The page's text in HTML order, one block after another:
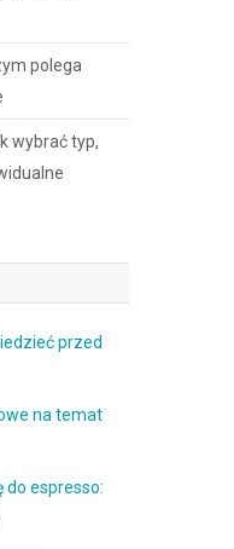
polega
wybrać typ,
przed
na temat
do espresso: